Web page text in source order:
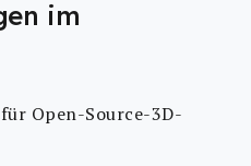
im
Open-Source-3D-